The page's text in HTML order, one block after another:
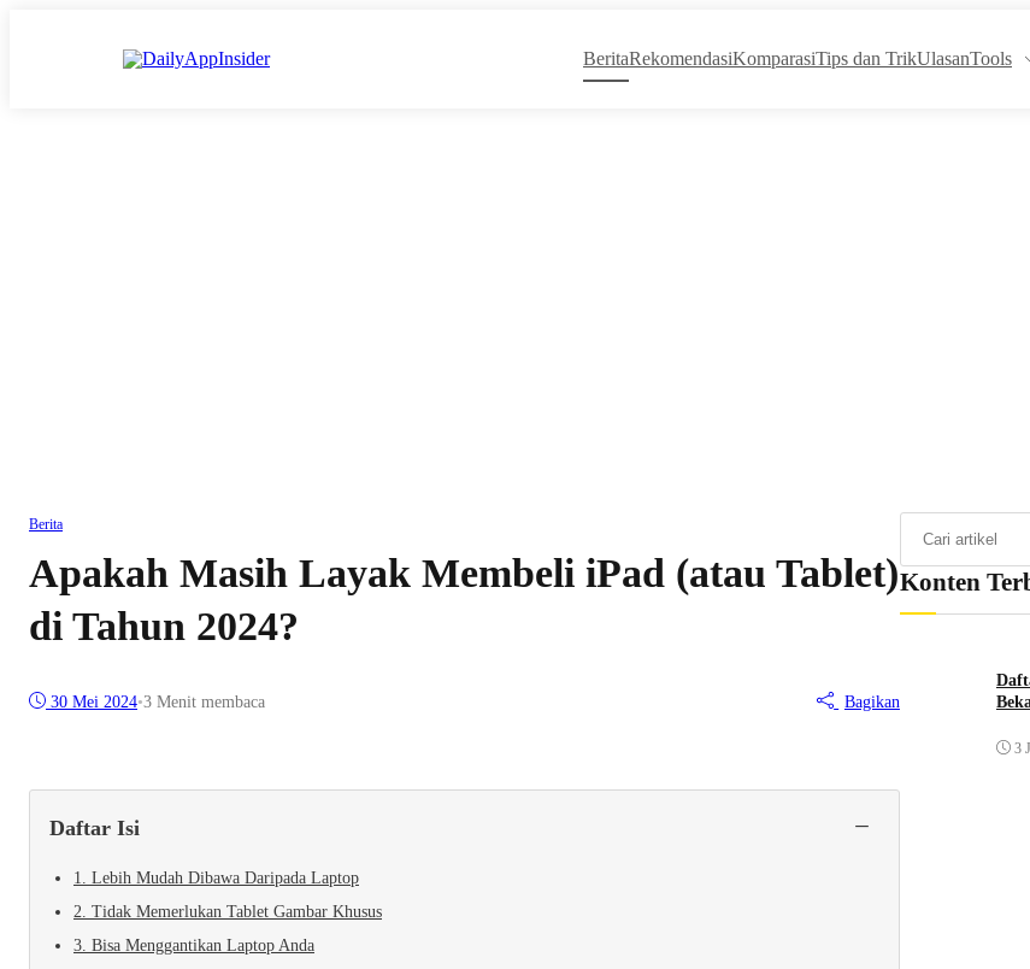
BeritaRekomendasiKomparasiTips dan TrikUlasanTools
Berita
Apakah Masih Layak Membeli iPad (atau Tablet)
di Tahun 2024?
30 Mei 2024•3 Menit membaca Bagikan
Daftar Isi −
1. Lebih Mudah Dibawa Daripada Laptop
2. Tidak Memerlukan Tablet Gambar Khusus
3. Bisa Menggantikan Laptop Anda
Konten
3